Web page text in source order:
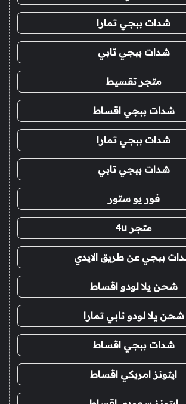
شدات ببجي تمارا
شدات ببجي تابي
متجر تقسيط
شدات ببجي اقساط
شدات ببجي تمارا
شدات ببجي تابي
فور يو ستور
متجر 4u
ببجي عن طريق الايدي
شحن يلا لودو اقساط
شحن يلا لودو تابي تمارا
شدات ببجي اقساط
ايتونز امريكي اقساط